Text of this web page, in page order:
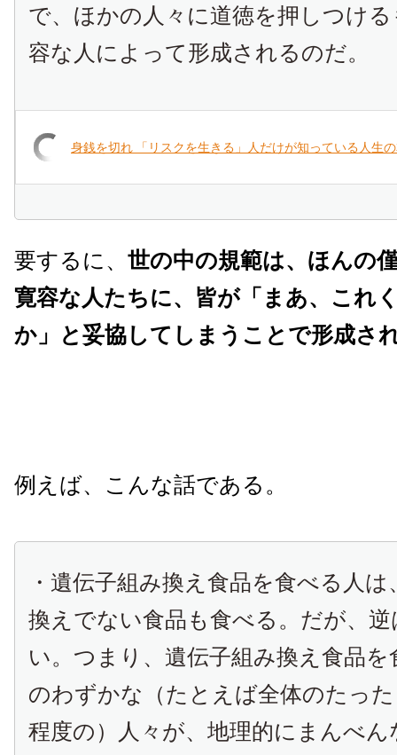
で、ほかの人々に道徳を押しつけ
容な人によって形成されるのだ。
身銭を切れ 「リスクを生きる」人だけが知っている人生
要するに、 世の中の規範は、ほんの
寛容な人たちに、皆が「まあ、これ
か」と妥協してしまうことで形成さ
例えば、こんな話である。
・遺伝子組み換え食品を食べる人
換えでない食品も食べる。だが、
い。つまり、遺伝子組み換え食品
のわずかな（たとえば全体のたっ
程度の）人々が、地理的にまんべ